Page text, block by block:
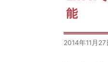
能
2014年11月27